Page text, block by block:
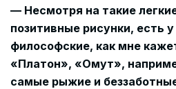
— Несмотря на такие
позитивные рисунки, есть
философские, как мне
«Платон», «Омут»,
самые рыжие и